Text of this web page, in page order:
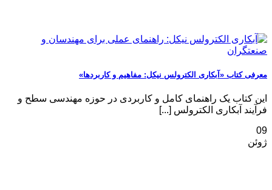
معرفی کتاب «آبکاری الکترولس نیکل: مفاهیم و کاربردها»
این کتاب یک راهنمای کامل و کاربردی در حوزه مهندسی سطح و
فرآیند آبکاری الکترولس [...]
09
ژوئن